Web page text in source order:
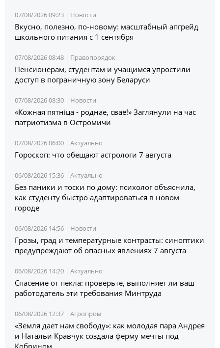
07/08/2026 09:23 | Новости
Вкусно, полезно, по-новому: масштабный апгрейд
школьного питания с 1 сентября
07/08/2026 08:48 | Правопорядок
Пенсионерам, студентам и учащимся упростили
доступ в пограничную зону Беларуси
07/08/2026 08:30 | Новости
«Кожная пятніца - роднае, сваё!» Заглянули на час
патриотизма в Остромичи
07/08/2026 06:00 | Актуально
Гороскоп: что обещают астрологи 7 августа
06/08/2026 15:36 | Актуально
Без паники и тоски по дому: психолог объяснила,
как студенту быстро адаптироваться в новом
городе
06/08/2026 14:56 | Новости
Грозы, град и температурные контрасты: синоптики
предупреждают об опасных явлениях 7 августа
06/08/2026 14:20 | Актуально
Спасение от пекла: проверьте, выполняет ли ваш
работодатель эти требования Минтруда
06/08/2026 12:37 | Агропром
«Земля дает нам свободу»: как молодая пара Андрея
и Натальи Кравчук создала ферму мечты под
Кобрином